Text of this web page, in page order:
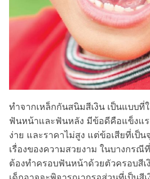
ทำจากเหล็กกันสนิมสีเงิน เป็นแบบที่
ฟันหน้าและฟันหลัง มีข้อดีคือแข็งแ
ง่าย และราคาไม่สูง แต่ข้อเสียที่เป็
เรื่องของความสวยงาม ในบางกรณี
ต้องทำครอบฟันหน้าด้วยตัวครอบสี